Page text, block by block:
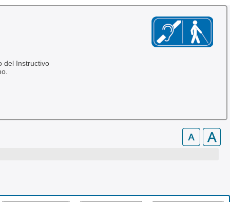
del Instructivo